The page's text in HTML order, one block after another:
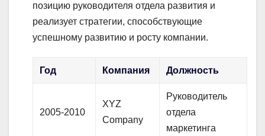
позицию руководителя отдела развития и
реализует стратегии, способствующие
успешному развитию и росту компании.
Год Компания Должность
2005-2010
XYZ
Company
Руководитель
отдела
маркетинга